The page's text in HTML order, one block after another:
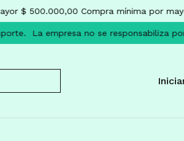
$ 500.000,00 Compra mínima por
La empresa no se responsabiliza